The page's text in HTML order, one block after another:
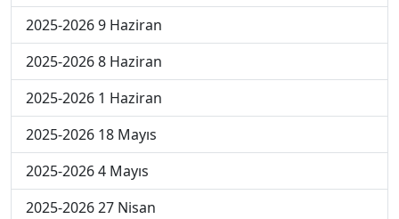
2025-2026 9 Haziran
2025-2026 8 Haziran
2025-2026 1 Haziran
2025-2026 18 Mayıs
2025-2026 4 Mayıs
2025-2026 27 Nisan